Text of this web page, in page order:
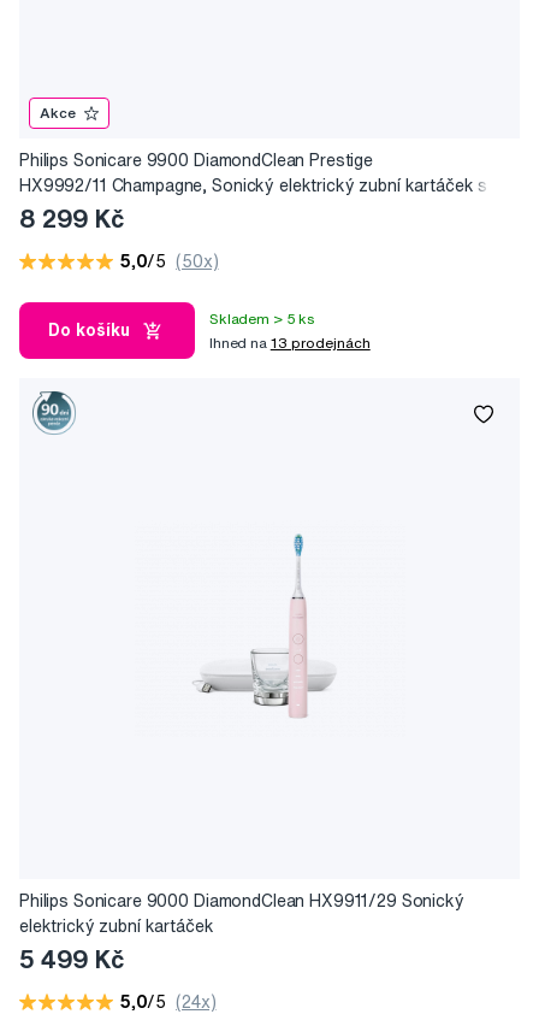
Akce
Philips Sonicare 9900 DiamondClean Prestige
HX9992/11 Champagne, Sonický elektrický zubní kartáček s
aplikací
8 299 Kč
5,0/5 (50x)
Do košíku
Skladem > 5 ks
Ihned na 13 prodejnách
Philips Sonicare 9000 DiamondClean HX9911/29 Sonický
elektrický zubní kartáček
5 499 Kč
5,0/5 (24x)